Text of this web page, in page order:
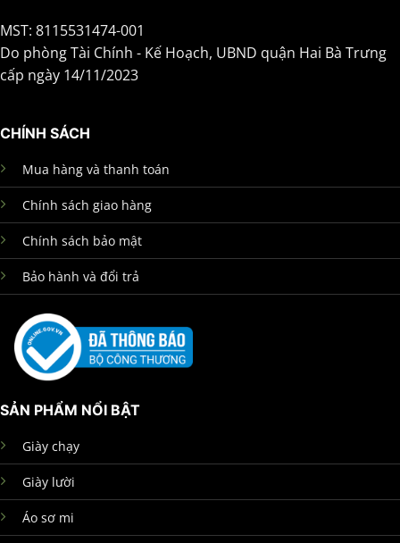
MST: 8115531474-001
Do phòng Tài Chính - Kế Hoạch, UBND quận Hai Bà Trưng
cấp ngày 14/11/2023
CHÍNH SÁCH
Mua hàng và thanh toán
Chính sách giao hàng
Chính sách bảo mật
Bảo hành và đổi trả
SẢN PHẨM NỔI BẬT
Giày chạy
Giày lười
Áo sơ mi